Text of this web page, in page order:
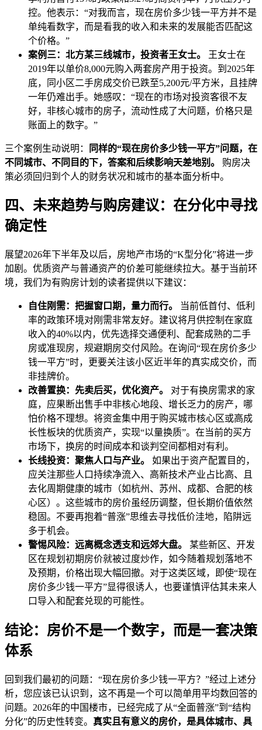
控。他表示：“对我而言，现在房价多少钱一平方并不是
单纯看数字，而是看我的收入和未来的发展能否匹配这
个价格。”
案例三：北方某三线城市，投资者王女士。
王女士在
2019年以单价8,000元购入两套房产用于投资。到2025年
底，同小区二手房成交价已跌至5,200元/平方米，且挂牌
一年仍难出手。她感叹：“现在的市场对投资客很不友
好，非核心城市的房子，流动性成了大问题，价格只是
账面上的数字。”
三个案例生动说明：
同样的“现在房价多少钱一平方”问题，在
不同城市、不同目的下，答案和后续影响天差地别。
购房决
策必须回归到个人的财务状况和城市的基本面分析中。
四、未来趋势与购房建议：在分化中寻找
确定性
展望2026年下半年及以后，房地产市场的“K型分化”将进一步
加剧。优质资产与普通资产的价差可能继续拉大。基于当前环
境，我们为有购房计划的读者提供以下建议：
自住刚需：把握窗口期，量力而行。
当前低首付、低利
率的政策环境对刚需非常友好。建议将月供控制在家庭
收入的40%以内，优先选择交通便利、配套成熟的二手
房或准现房，规避期房交付风险。在询问“现在房价多少
钱一平方”时，更要关注该小区近半年的真实成交价，而
非挂牌价。
改善置换：先卖后买，优化资产。
对于有换房需求的家
庭，应果断出售手中非核心地段、增长乏力的房产，哪
怕价格不理想。将资金集中用于购买城市核心区或高成
长性板块的优质资产，实现“以量换质”。在当前的买方
市场下，换房的时间成本和谈判空间都相对有利。
长线投资：聚焦人口与产业。
如果出于资产配置目的，
应关注那些人口持续净流入、高新技术产业占比高、且
去化周期健康的城市（如杭州、苏州、成都、合肥的核
心区）。这些城市的房价虽经历调整，但长期价值依然
稳固。不要再抱着“普涨”思维去寻找低价洼地，陷阱远
多于机会。
警惕风险：远离概念透支和远郊大盘。
某些新区、开发
区在规划初期房价就被过度炒作，如今随着规划落地不
及预期，价格出现大幅回撤。对于这类区域，即使“现在
房价多少钱一平方”显得很诱人，也要谨慎评估其未来人
口导入和配套兑现的可能性。
结论：房价不是一个数字，而是一套决策
体系
回到我们最初的问题：“现在房价多少钱一平方？”经过上述分
析，您应该已认识到，这不再是一个可以简单用平均数回答的
问题。2026年的中国楼市，已经完成了从“全面普涨”到“结构
分化”的历史性转变。 真实且有意义的房价，是具体城市、具